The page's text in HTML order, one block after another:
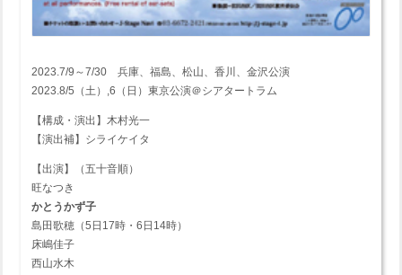
2023.7/9～7/30 兵庫、福島、松山、香川、金沢公演
2023.8/5（土）,6（日）東京公演＠シアタートラム
【構成・演出】木村光一
【演出補】シライケイタ
【出演】（五十音順）
旺なつき
かとうかず子
島田歌穂（5日17時・6日14時）
床嶋佳子
西山水木